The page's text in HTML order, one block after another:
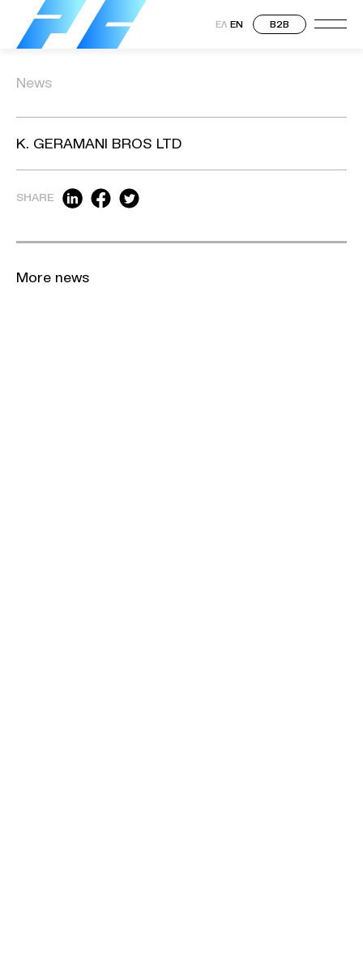
ΕΛ EN B2B
News
K. GERAMANI BROS LTD
SHARE
More news